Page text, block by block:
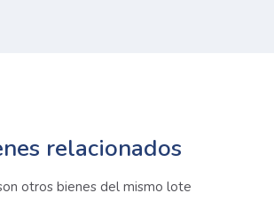
relacionados
otros bienes del mismo lote